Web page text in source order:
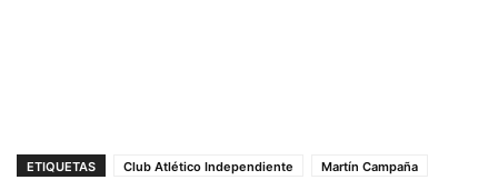
ETIQUETAS Club Atlético Independiente
Martín Campaña